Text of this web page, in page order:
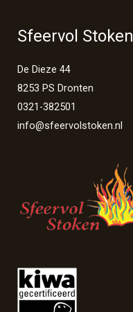
Sfeervol Stoken
De Dieze 44
8253 PS Dronten
0321-382501
info@sfeervolstoken.nl